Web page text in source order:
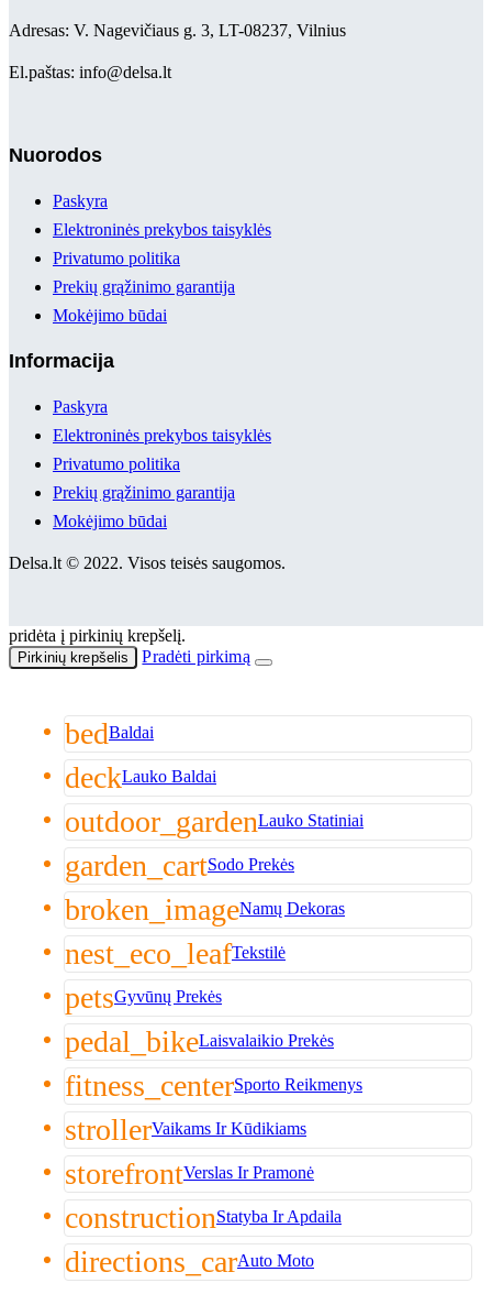
Adresas: V. Nagevičiaus g. 3, LT-08237, Vilnius
El.paštas: info@delsa.lt
Nuorodos
Paskyra
Elektroninės prekybos taisyklės
Privatumo politika
Prekių grąžinimo garantija
Mokėjimo būdai
Informacija
Paskyra
Elektroninės prekybos taisyklės
Privatumo politika
Prekių grąžinimo garantija
Mokėjimo būdai
Delsa.lt © 2022. Visos teisės saugomos.
pridėta į pirkinių krepšelį.
Pirkinių krepšelis Pradėti pirkimą
bedBaldai
deckLauko Baldai
outdoor_gardenLauko Statiniai
garden_cartSodo Prekės
broken_imageNamų Dekoras
nest_eco_leafTekstilė
petsGyvūnų Prekės
pedal_bikeLaisvalaikio Prekės
fitness_centerSporto Reikmenys
strollerVaikams Ir Kūdikiams
storefrontVerslas Ir Pramonė
constructionStatyba Ir Apdaila
directions_carAuto Moto